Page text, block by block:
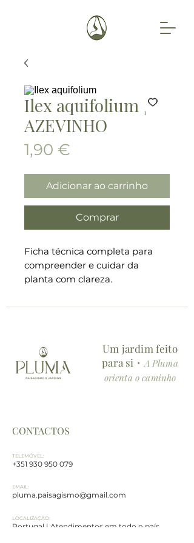
Ilex aquifolium |
AZEVINHO
1,90 €
Adicionar ao carrinho
Comprar
Ficha técnica completa para
compreender e cuidar da
planta com clareza.
Conteúdo da ficha:
essenciais
・Cuidados e manutenção
detalhados
(onde colocar, como usar e que
・Simbologia e energia no
Formato:
PDF digital em A5, ideal para
leitura digital ou impressão,
Um jardim feito
para si・ A Pluma
orienta o caminho
CONTACTOS
TELEMÓVEL:
+351 930 950 079
EMAIL:
pluma.paisagismo@gmail.com
LOCALIZAÇÃO:
Portugal | Atendimentos em todo o país